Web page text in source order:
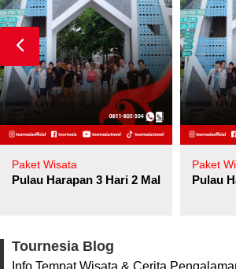
Paket Wisata
Pulau Harapan 3 Hari 2 Malam
Paket
Pulau
Tournesia Blog
Info Tempat Wisata & Cerita